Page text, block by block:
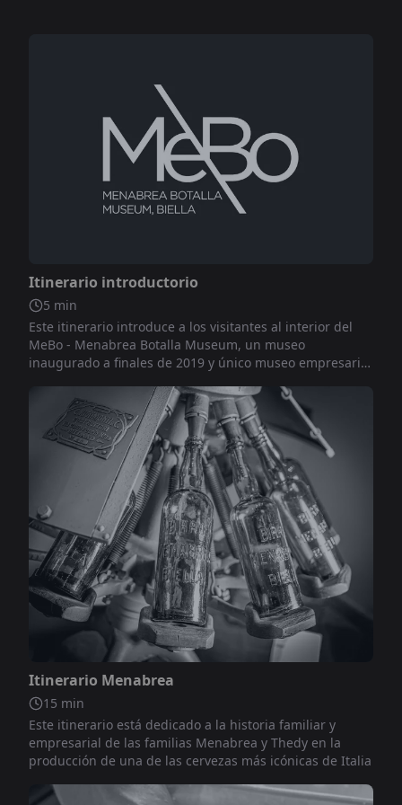
No incluido
Itinerario introductorio
5 min
Este itinerario introduce a los visitantes al interior del
MeBo - Menabrea Botalla Museum, un museo
inaugurado a finales de 2019 y único museo empresarial
mismo techo, Birra Menabrea y Botalla Formaggi.
No incluido
Itinerario Menabrea
15 min
Este itinerario está dedicado a la historia familiar y
empresarial de las familias Menabrea y Thedy en la
producción de una de las cervezas más icónicas de Italia